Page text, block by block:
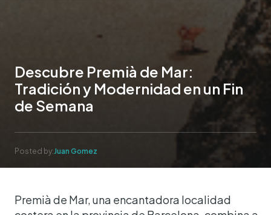
Descubre Premià de Mar:
Tradición y Modernidad en un Fin
de Semana
Posted by:Juan Gomez
Premià de Mar, una encantadora localidad